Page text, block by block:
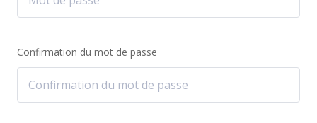
Confirmation du mot de passe